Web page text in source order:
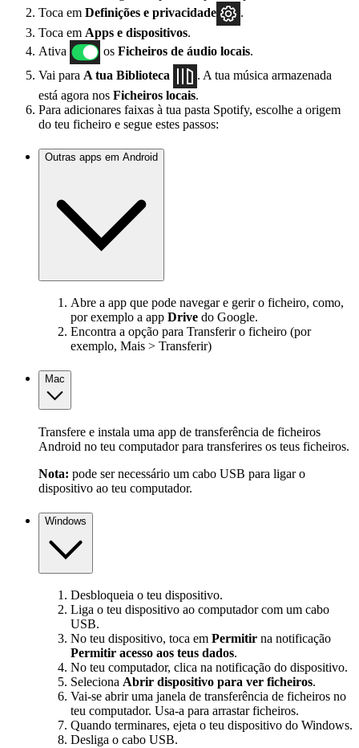
Toca em Definições e privacidade
.
Toca em Apps e dispositivos.
Ativa
os Ficheiros de áudio locais.
Vai para A tua Biblioteca
. A tua música armazenada
está agora nos Ficheiros locais.
Para adicionares faixas à tua pasta Spotify, escolhe a origem
do teu ficheiro e segue estes passos:
Outras apps em Android
Abre a app que pode navegar e gerir o ficheiro, como,
por exemplo a app Drive do Google.
Encontra a opção para Transferir o ficheiro (por
exemplo, Mais > Transferir)
Mac
Transfere e instala uma app de transferência de ficheiros
Android no teu computador para transferires os teus ficheiros.
Nota: pode ser necessário um cabo USB para ligar o
dispositivo ao teu computador.
Windows
Desbloqueia o teu dispositivo.
Liga o teu dispositivo ao computador com um cabo
USB.
No teu dispositivo, toca em Permitir na notificação
Permitir acesso aos teus dados.
No teu computador, clica na notificação do dispositivo.
Seleciona Abrir dispositivo para ver ficheiros.
Vai-se abrir uma janela de transferência de ficheiros no
teu computador. Usa-a para arrastar ficheiros.
Quando terminares, ejeta o teu dispositivo do Windows.
Desliga o cabo USB.